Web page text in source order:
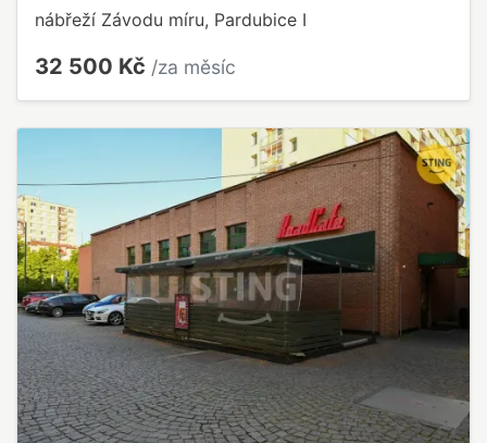
nábřeží Závodu míru, Pardubice I
32 500 Kč /za měsíc